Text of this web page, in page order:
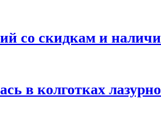
со скидкам и
в колготках